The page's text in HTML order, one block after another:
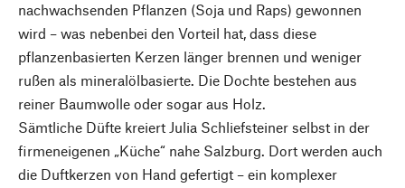
nachwachsenden Pflanzen (Soja und Raps) gewonnen
wird – was nebenbei den Vorteil hat, dass diese
pflanzenbasierten Kerzen länger brennen und weniger
rußen als mineralölbasierte. Die Dochte bestehen aus
reiner Baumwolle oder sogar aus Holz.
Sämtliche Düfte kreiert Julia Schliefsteiner selbst in der
firmeneigenen „Küche“ nahe Salzburg. Dort werden auch
die Duftkerzen von Hand gefertigt – ein komplexer